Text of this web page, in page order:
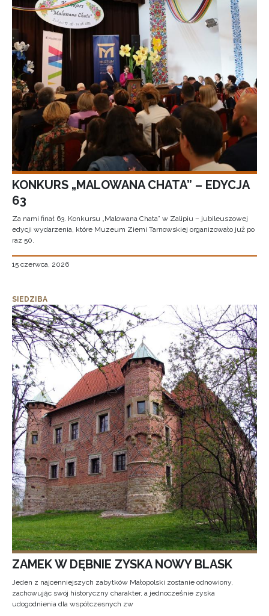
KONKURS „MALOWANA CHATA” – EDYCJA
63
Za nami finał 63. Konkursu „Malowana Chata” w Zalipiu – jubileuszowej
edycji wydarzenia, które Muzeum Ziemi Tarnowskiej organizowało już po
raz 50.
15 czerwca, 2026
SIEDZIBA
ZAMEK W DĘBNIE ZYSKA NOWY BLASK
Jeden z najcenniejszych zabytków Małopolski zostanie odnowiony,
zachowując swój historyczny charakter, a jednocześnie zyska
udogodnienia dla współczesnych zw